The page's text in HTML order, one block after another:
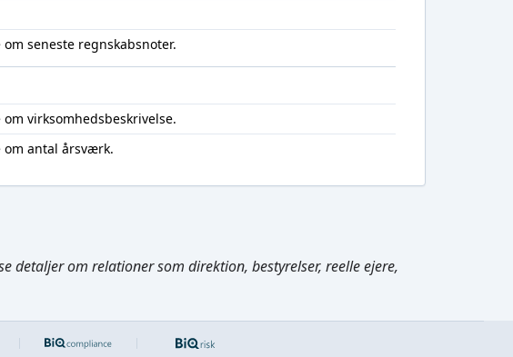
seneste regnskabsnoter.
virksomhedsbeskrivelse.
antal årsværk.
om relationer som direktion, bestyrelser, reelle ejere,